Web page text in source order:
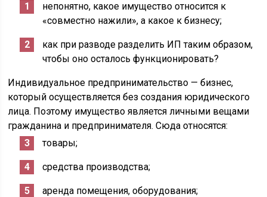
непонятно, какое имущество относится к
«совместно нажили», а какое к бизнесу;
как при разводе разделить ИП таким образом,
чтобы оно осталось функционировать?
Индивидуальное предпринимательство — бизнес,
который осуществляется без создания юридического
лица. Поэтому имущество является личными вещами
гражданина и предпринимателя. Сюда относятся:
товары;
средства производства;
аренда помещения, оборудования;